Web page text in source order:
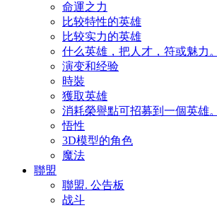
命運之力
比较特性的英雄
比较实力的英雄
什么英雄，把人才，符或魅力。
演变和经验
時裝
獲取英雄
消耗榮譽點可招募到一個英雄。
悟性
3D模型的角色
魔法
聯盟
聯盟. 公告板
战斗